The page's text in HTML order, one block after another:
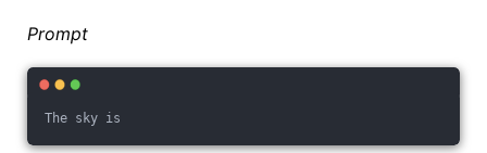
Prompt
The sky is